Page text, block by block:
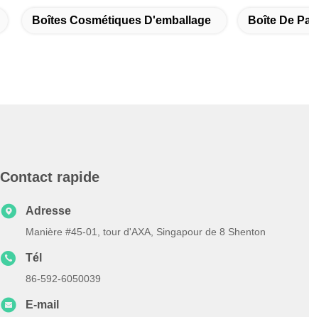
Boîtes Cosmétiques D'emballage Boîte De
Contact rapide
Adresse
Manière #45-01, tour d'AXA, Singapour de 8 Shenton
Tél
86-592-6050039
E-mail